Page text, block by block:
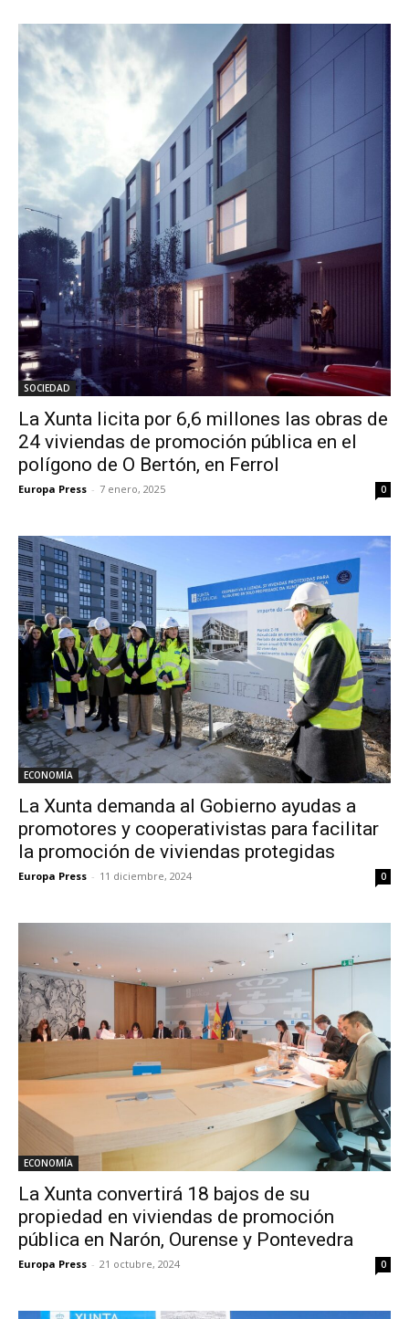
SOCIEDAD
La Xunta licita por 6,6 millones las obras de
24 viviendas de promoción pública en el
polígono de O Bertón, en Ferrol
Europa Press - 7 enero, 2025 0
ECONOMÍA
La Xunta demanda al Gobierno ayudas a
promotores y cooperativistas para facilitar
la promoción de viviendas protegidas
Europa Press - 11 diciembre, 2024 0
ECONOMÍA
La Xunta convertirá 18 bajos de su
propiedad en viviendas de promoción
pública en Narón, Ourense y Pontevedra
Europa Press - 21 octubre, 2024 0